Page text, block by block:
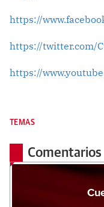
https://
https://twitter.com/
https://
TEMAS
Comentarios